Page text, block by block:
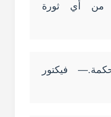
من أي ثورة
فيكتور